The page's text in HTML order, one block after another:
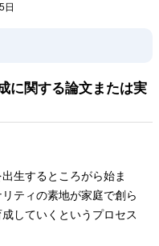
日
に関する論文または実
生するところがら始ま
ティの素地が家庭で創ら
していくというプロセス